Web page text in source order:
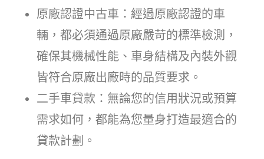
原廠認證中古車：經過原廠認證的車
輛，都必須通過原廠嚴苛的標準檢測，
確保其機械性能、車身結構及內裝外觀
皆符合原廠出廠時的品質要求。
二手車貸款：無論您的信用狀況或預算
需求如何，都能為您量身打造最適合的
貸款計劃。